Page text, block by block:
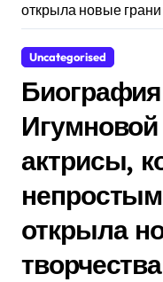
открыла новые грани
Uncategorised
актрисы,
открыла
творчества